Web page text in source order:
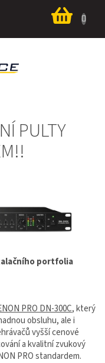
košík
PULTY
portfolia
PRO DN-300C, který
obsluhu, ale i
vyšší cenové
a kvalitní zvukový
PRO standardem.